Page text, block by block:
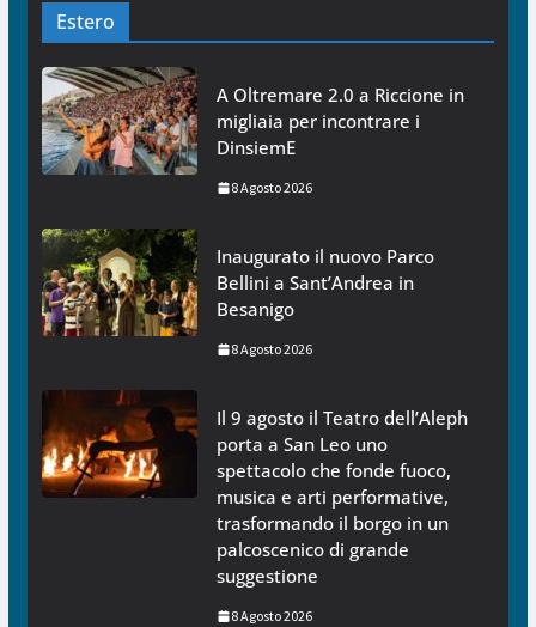
Estero
A Oltremare 2.0 a Riccione in
migliaia per incontrare i
DinsiemE
8 Agosto 2026
Inaugurato il nuovo Parco
Bellini a Sant’Andrea in
Besanigo
8 Agosto 2026
Il 9 agosto il Teatro dell’Aleph
porta a San Leo uno
spettacolo che fonde fuoco,
musica e arti performative,
trasformando il borgo in un
palcoscenico di grande
suggestione
8 Agosto 2026